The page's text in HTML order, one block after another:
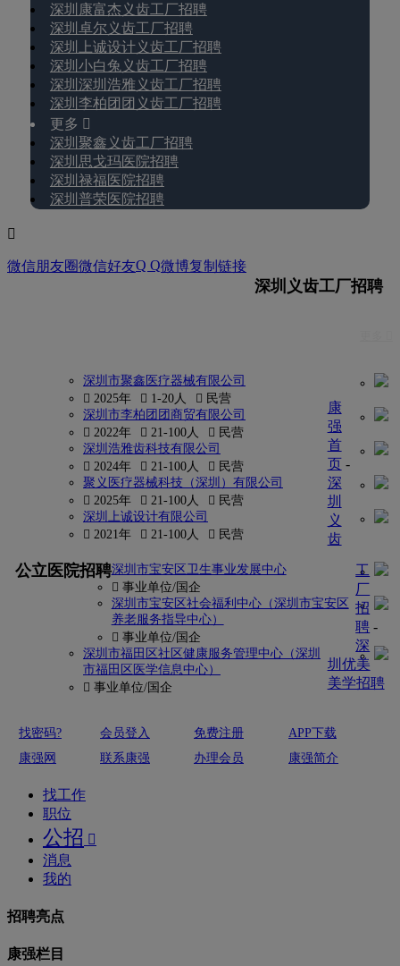
深圳康富杰义齿工厂招聘
深圳卓尔义齿工厂招聘
深圳上诚设计义齿工厂招聘
深圳小白兔义齿工厂招聘
深圳深圳浩雅义齿工厂招聘
深圳李柏团团义齿工厂招聘
更多 
深圳聚鑫义齿工厂招聘
深圳思戈玛医院招聘
深圳禄福医院招聘
深圳普荣医院招聘

微信朋友圈微信好友Q Q微博复制链接
深圳义齿工厂招聘
深圳市聚鑫医疗器械有限公司
 2025年
 1-20人
 民营
深圳市李柏团团商贸有限公司
 2022年
 21-100人
 民营
深圳浩雅齿科技有限公司
 2024年
 21-100人
 民营
聚义医疗器械科技（深圳）有限公司
 2025年
 21-100人
 民营
深圳上诚设计有限公司
 2021年
 21-100人  民营
公立医院招聘深圳市宝安区卫生事业发展中心
 事业单位/国企
深圳市宝安区社会福利中心（深圳市宝安区
养老服务指导中心）
 事业单位/国企
深圳市福田区社区健康服务管理中心（深圳
市福田区医学信息中心）
 事业单位/国企
康
强
首
页-
深
圳
义
齿
工
厂
招
聘 -
深
圳优美
美学招聘
找密码? 会员登入 免费注册
APP下载
康强网
联系康强 办理会员 康强简介
找工作
职位
公招 
消息
我的
招聘亮点
康强栏目